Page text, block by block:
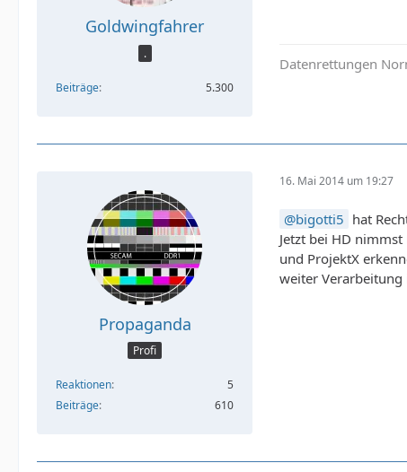
Goldwingfahrer
.
Beiträge 5.300
Datenrettungen
Propaganda
Profi
Reaktionen
5
Beiträge
610
16. Mai 2014 um 19:27
bigotti5 hat
Jetzt bei HD
und ProjektX
weiter Verarbeitung